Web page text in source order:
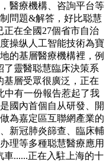
醫療機構、咨詢平台等
問題&解答，好比聪慧
正在全國27個省市自治
操纵人工智能技術為寶
的基層醫療機構裡，例
了靈醫聪慧臨床決策系
基層受眾很廣泛，正在
中有一份報告惹起了我
國內首個自从研發、開
為嘉定區互聯網產業的
新冠肺炎篩查、臨床輔
理等多種聪慧醫療應用
......正在入駐上海的十